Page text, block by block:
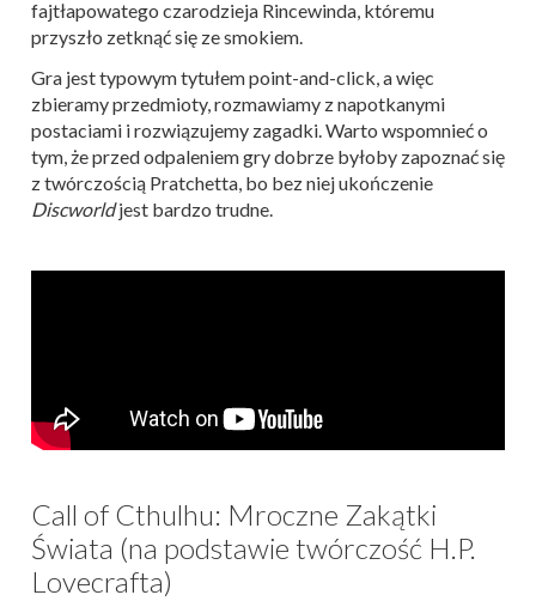
fajtłapowatego czarodzieja Rincewinda, któremu
przyszło zetknąć się ze smokiem.
Gra jest typowym tytułem point-and-click, a więc
zbieramy przedmioty, rozmawiamy z napotkanymi
postaciami i rozwiązujemy zagadki. Warto wspomnieć o
tym, że przed odpaleniem gry dobrze byłoby zapoznać się
z twórczością Pratchetta, bo bez niej ukończenie
Discworldjest bardzo trudne.
Call of Cthulhu: Mroczne Zakątki
Świata (na podstawie twórczość H.P.
Lovecrafta)